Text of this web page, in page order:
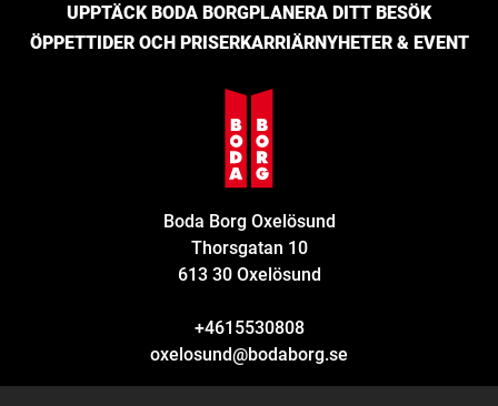
UPPTÄCK BODA BORGPLANERA DITT BESÖK
ÖPPETTIDER OCH PRISERKARRIÄRNYHETER & EVENT
Boda Borg Oxelösund
Thorsgatan 10
613 30 Oxelösund
+4615530808
oxelosund@bodaborg.se